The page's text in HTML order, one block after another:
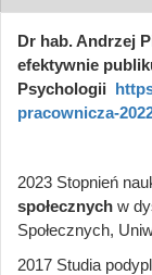
Dr hab. Andrzej
efektywnie
Psychologii
pracownicza-
2023 Stopnień
społecznych w
Społecznych,
2017 Studia